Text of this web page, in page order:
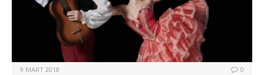
9 MART 2018 0